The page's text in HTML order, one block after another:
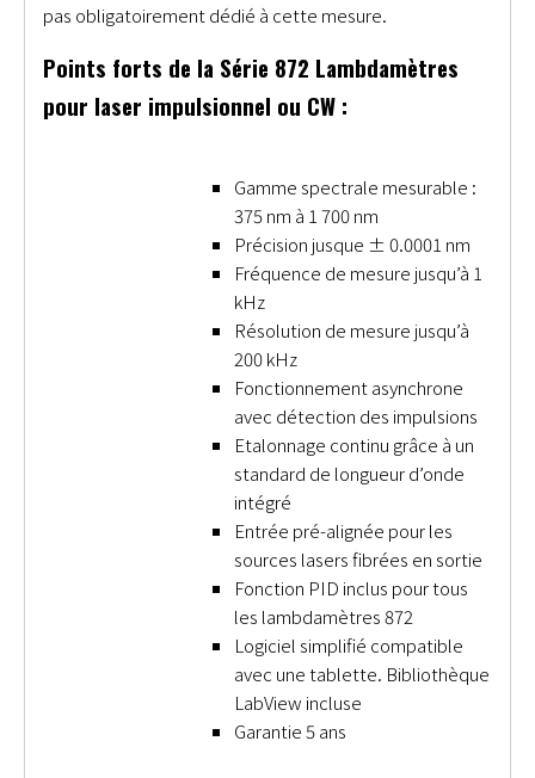
pas obligatoirement dédié à cette mesure.
Points forts de la Série 872 Lambdamètres
pour laser impulsionnel ou CW :
Gamme spectrale mesurable :
375 nm à 1 700 nm
Précision jusque ± 0.0001 nm
Fréquence de mesure jusqu’à 1
kHz
Résolution de mesure jusqu’à
200 kHz
Fonctionnement asynchrone
avec détection des impulsions
Etalonnage continu grâce à un
standard de longueur d’onde
intégré
Entrée pré-alignée pour les
sources lasers fibrées en sortie
Fonction PID inclus pour tous
les lambdamètres 872
Logiciel simplifié compatible
avec une tablette. Bibliothèque
LabView incluse
Garantie 5 ans